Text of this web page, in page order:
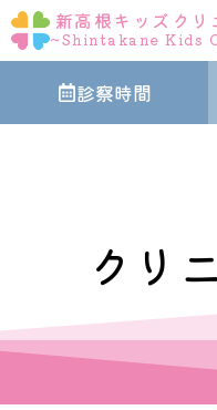
内
容
キ
新高根キッズクリ
~Shintakane Kids
診察時間
クリ